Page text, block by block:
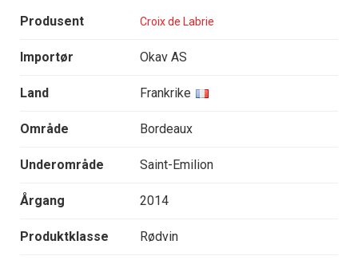
Produsent Croix de Labrie
Importør Okav AS
Land Frankrike
Område Bordeaux
Underområde Saint-Emilion
Årgang 2014
Produktklasse Rødvin